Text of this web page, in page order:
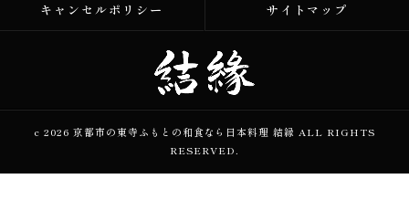
キャンセルポリシー サイトマップ
c 2026 京都市の東寺ふもとの和食なら日本料理 結縁 ALL RIGHTS
RESERVED.